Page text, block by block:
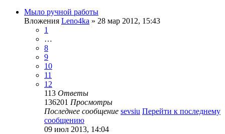
Мыло ручной работы
Вложения Leno4ka » 28 мар 2012, 15:43
1
…
8
9
10
11
12
113 Ответы
136201 Просмотры
Последнее сообщение sevsiu Перейти к последнему
сообщению
09 июл 2013, 14:04